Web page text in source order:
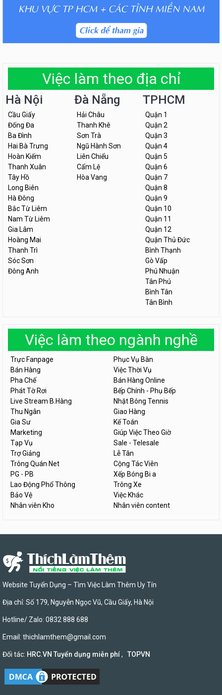
Việc làm theo địa chỉ
Hà Nội
Cầu Giấy
Đống Đa
Ba Đình
Hai Bà Trưng
Hoàn Kiếm
Thanh Xuân
Tây Hồ
Long Biên
Hà Đông
Bắc Từ Liêm
Nam Từ Liêm
Gia Lâm
Hoàng Mai
Thanh Trì
Sóc Sơn
Đông Anh
Đà Nẵng
Hải Châu
Thanh Khê
Sơn Trà
Ngũ Hành Sơn
Liên Chiểu
Cẩm Lệ
Hòa Vang
TPHCM
Quận 1
Quận 2
Quận 3
Quận 4
Quận 5
Quận 6
Quận 7
Quận 8
Quận 9
Quận 10
Quận 11
Quận 12
Quận Thủ Đức
Bình Thạnh
Gò Vấp
Phú Nhuận
Tân Phú
Bình Tân
Tân Bình
Việc làm theo ngành nghề
Trực Fanpage
Phục Vụ Bàn
Bán Hàng
Việc Thời Vụ
Pha Chế
Bán Hàng Online
Phát Tờ Rơi
Bếp Chính - Phụ Bếp
Live Stream B.Hàng
Nhặt Bóng Tennis
Thu Ngân
Giao Hàng
Gia Sư
Kế Toán
Marketing
Giúp Việc Theo Giờ
Tạp Vụ
Sale - Telesale
Trợ Giảng
Lễ Tân
Trông Quán Net
Cộng Tác Viên
PG - PB
Xếp Bóng Bi a
Lao Động Phổ Thông
Trông Xe
Bảo Vệ
Việc Khác
Nhân viên Kho
Nhân viên content
Website Tuyển Dụng – Tìm Việc Làm Thêm Uy Tín
Địa chỉ: Số 179, Nguyễn Ngọc Vũ, Cầu Giấy, Hà Nội
Hotline/ Zalo: 0832 888 688
Email: thichlamthem@gmail.com
Đối tác: HRC.VN Tuyển dụng miễn phí, TOPVN